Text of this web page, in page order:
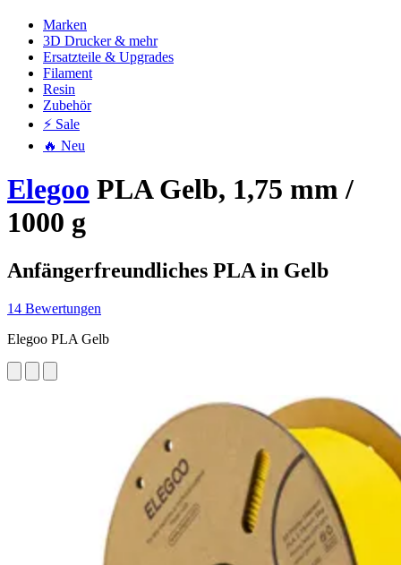
Marken
3D Drucker & mehr
Ersatzteile & Upgrades
Filament
Resin
Zubehör
⚡ Sale
🔥 Neu
Elegoo PLA Gelb, 1,75 mm /
1000 g
Anfängerfreundliches PLA in Gelb
14 Bewertungen
Elegoo PLA Gelb